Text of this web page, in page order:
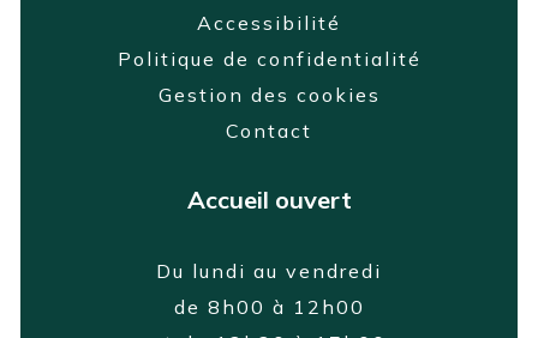
Accessibilité
Politique de confidentialité
Gestion des cookies
Contact
Accueil ouvert
Du lundi au vendredi
de 8h00 à 12h00